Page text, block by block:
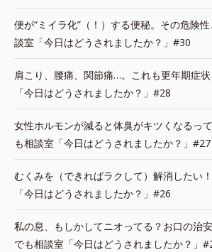
便が“ミイラ化”（！）する便秘。その危険
談室「今日はどうされましたか？」#30
肩こり、腰痛、関節痛…。これも更年期症
「今日はどうされましたか？」#28
女性ホルモンが減ると体臭がキツくなるっ
も相談室「今日はどうされましたか？」#27
むくみを（できればラクして）解消したい
「今日はどうされましたか？」#26
私の息、もしかしてニオってる？お口の治
でも相談室「今日はどうされましたか？」